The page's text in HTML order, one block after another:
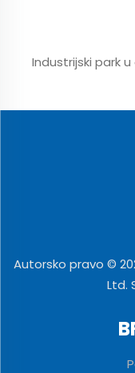
Industrijski park
Autorsko pravo ©
Ltd.